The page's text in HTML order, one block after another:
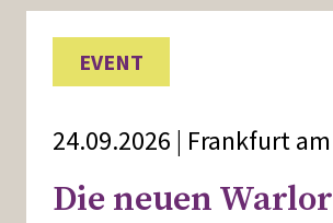
EVENT
24.09.2026 | Frankfurt
Die neuen